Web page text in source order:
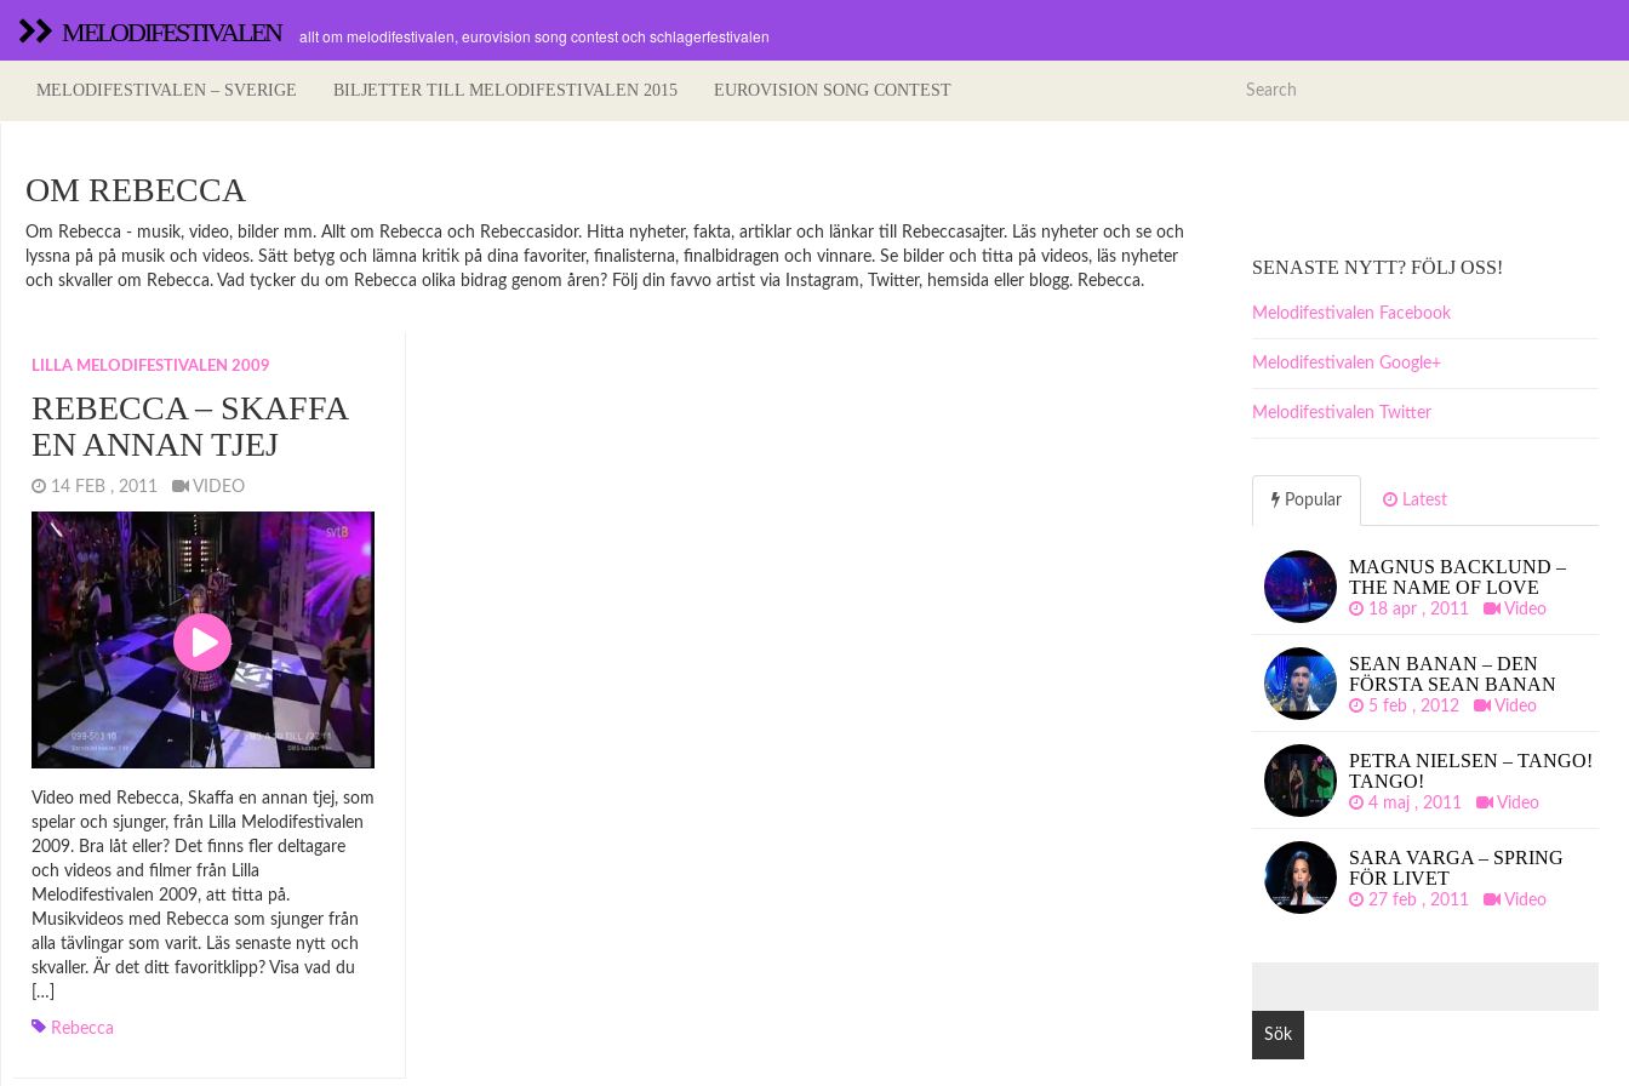
MELODIFESTIVALEN allt om melodifestivalen, eurovision song contest och schlagerfestivalen
MELODIFESTIVALEN – SVERIGE BILJETTER TILL MELODIFESTIVALEN 2015 EUROVISION SONG CONTEST
OM REBECCA
Om Rebecca - musik, video, bilder mm. Allt om Rebecca och Rebeccasidor. Hitta nyheter, fakta, artiklar och länkar till Rebeccasajter. Läs nyheter och se och
lyssna på på musik och videos. Sätt betyg och lämna kritik på dina favoriter, finalisterna, finalbidragen och vinnare. Se bilder och titta på videos, läs nyheter
och skvaller om Rebecca. Vad tycker du om Rebecca olika bidrag genom åren? Följ din favvo artist via Instagram, Twitter, hemsida eller blogg. Rebecca.
LILLA MELODIFESTIVALEN 2009
REBECCA – SKAFFA
EN ANNAN TJEJ
14 FEB , 2011 VIDEO
Video med Rebecca, Skaffa en annan tjej, som
spelar och sjunger, från Lilla Melodifestivalen
2009. Bra låt eller? Det finns fler deltagare
och videos and filmer från Lilla
Melodifestivalen 2009, att titta på.
Musikvideos med Rebecca som sjunger från
alla tävlingar som varit. Läs senaste nytt och
skvaller. Är det ditt favoritklipp? Visa vad du
[…]
Rebecca
SENASTE NYTT? FÖLJ OSS!
Melodifestivalen Facebook
Melodifestivalen Google+
Melodifestivalen Twitter
Popular Latest
MAGNUS BACKLUND –
THE NAME OF LOVE
18 apr , 2011 Video
SEAN BANAN – DEN
FÖRSTA SEAN BANAN
5 feb , 2012 Video
PETRA NIELSEN – TANGO!
TANGO!
4 maj , 2011 Video
SARA VARGA – SPRING
FÖR LIVET
27 feb , 2011 Video